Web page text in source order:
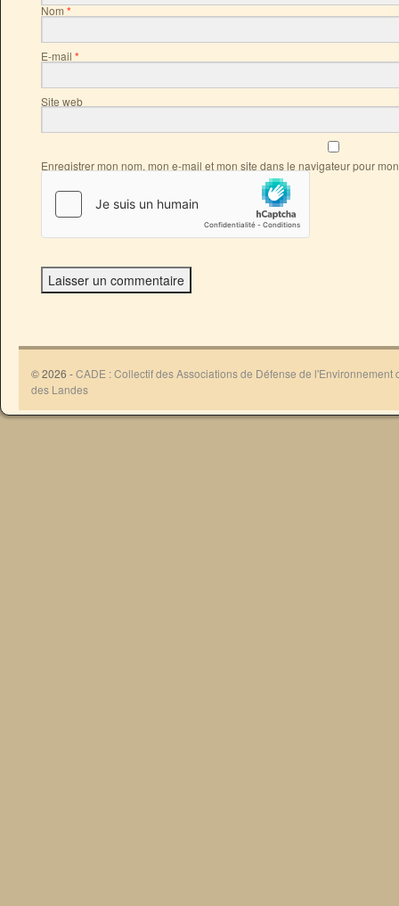
Nom*
E-mail *
Site web
Enregistrer mon nom, mon e-mail et mon site dans le navigateur pour
© 2026 -CADE : Collectif des Associations de Défense de l'Environnement
des Landes